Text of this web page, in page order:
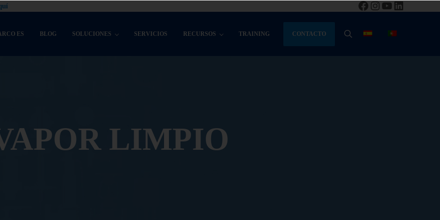
Facebook
Instagram
YouTube
LinkedIn
ES BLOG SOLUCIONES SERVICIOS RECURSOS TRAINING CONTACTO BUSCAR
LIMPIO